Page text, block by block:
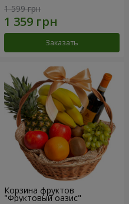
1 599 грн
Заказать
Корзина фруктов
"Фруктовый оазис"